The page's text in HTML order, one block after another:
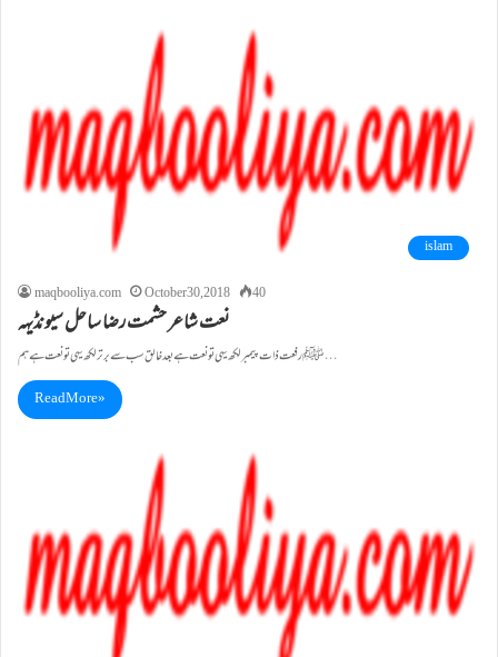
islam
maqbooliya.com
October 30, 2018 40
نعت شاعر حشمت رضا ساحل سیونڈیہہ
ﷺ رفعت ذات پیمبر لکھ یہی تو نعت ہے بعد خالق سب سے برتر لکھ یہی تو نعت ہے ہم…
Read More »